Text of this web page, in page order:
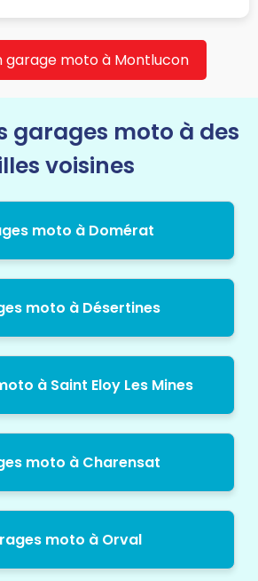
garage moto à Montlucon
garages moto à des
voisines
moto à Domérat
moto à Désertines
à Saint Eloy Les Mines
moto à Charensat
moto à Orval